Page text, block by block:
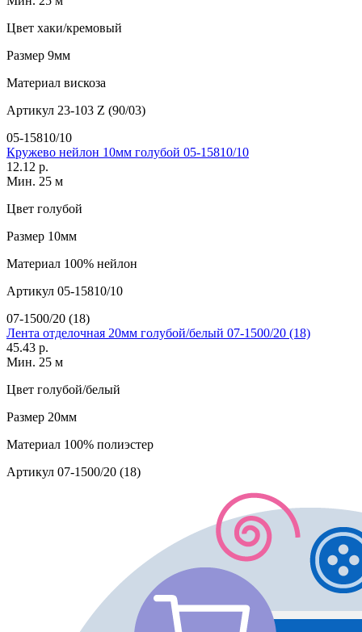
Цвет хаки/кремовый
Размер 9мм
Материал вискоза
Артикул 23-103 Z (90/03)
05-15810/10
Кружево нейлон 10мм голубой 05-15810/10
12.12 р.
Мин. 25 м
Цвет голубой
Размер 10мм
Материал 100% нейлон
Артикул 05-15810/10
07-1500/20 (18)
Лента отделочная 20мм голубой/белый 07-1500/20 (18)
45.43 р.
Мин. 25 м
Цвет голубой/белый
Размер 20мм
Материал 100% полиэстер
Артикул 07-1500/20 (18)